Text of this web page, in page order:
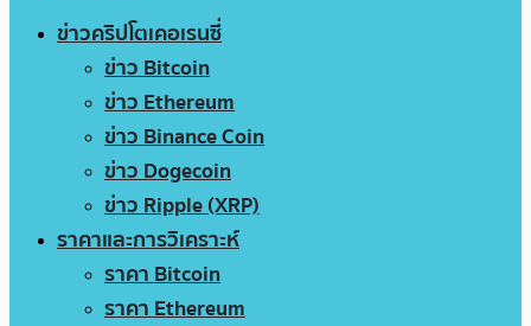
ข่าวคริปโตเคอเรนซี่
ข่าว Bitcoin
ข่าว Ethereum
ข่าว Binance Coin
ข่าว Dogecoin
ข่าว Ripple (XRP)
ราคาและการวิเคราะห์
ราคา Bitcoin
ราคา Ethereum